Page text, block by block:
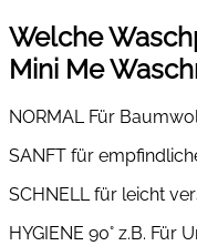
Welche
Mini Me
NORMAL Für
SANFT für
SCHNELL für leicht
HYGIENE 90° z.B. Für